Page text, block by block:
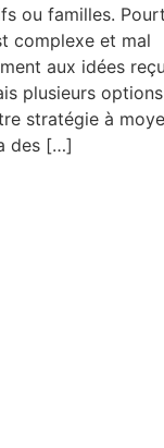
ou familles.
complexe et mal
aux idées
plusieurs
stratégie à
des […]